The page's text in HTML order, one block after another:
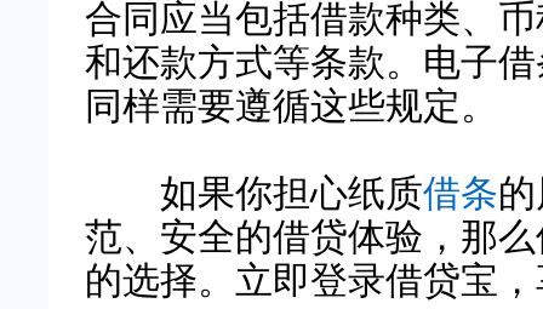
合同应当包括借款种类、
和还款方式等条款。电子
同样需要遵循这些规定。
如果你担心纸质借条
范、安全的借贷体验，那
的选择。立即登录借贷宝